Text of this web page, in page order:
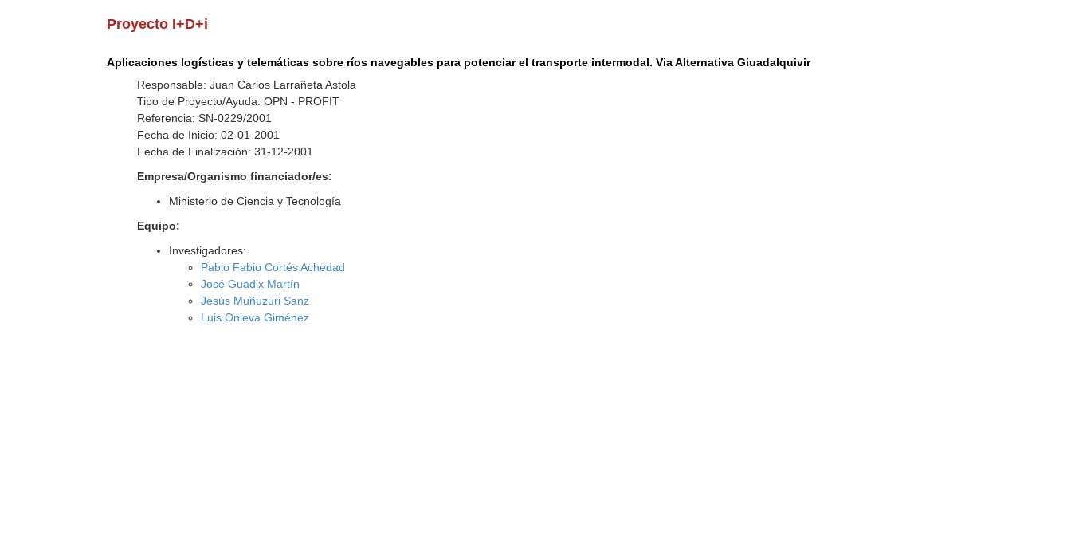
Proyecto I+D+i
Aplicaciones logísticas y telemáticas sobre ríos navegables para potenciar el transporte intermodal. Via Alternativa Giuadalquivir
Responsable: Juan Carlos Larrañeta Astola
Tipo de Proyecto/Ayuda: OPN - PROFIT
Referencia: SN-0229/2001
Fecha de Inicio: 02-01-2001
Fecha de Finalización: 31-12-2001
Empresa/Organismo financiador/es:
Ministerio de Ciencia y Tecnología
Equipo:
Investigadores:
Pablo Fabio Cortés Achedad
José Guadix Martín
Jesús Muñuzuri Sanz
Luis Onieva Giménez